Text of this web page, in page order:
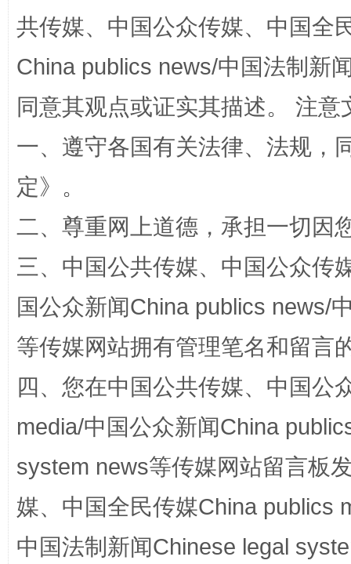
全民健身五年计划来了！等你上场
阿坝州三大球赛在茂县开幕 规模
共传媒、中国公众传媒、中国全
China publics news/中国法制新
同意其观点或证实其描述。 注
一、遵守各国有关法律、法规，
定》。
二、尊重网上道德，承担一切因
三、中国公共传媒、中国公众传
国公众新闻China publics news/
等传媒网站拥有管理笔名和留言
四、您在中国公共传媒、中国公
media/中国公众新闻China
system news等传媒网站留言板
媒、中国全民传媒China publics
中国法制新闻Chinese legal